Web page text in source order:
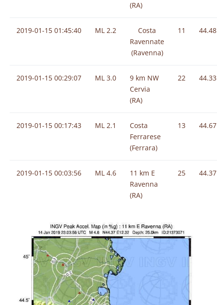
(RA)
2019-01-15 01:45:40 ML 2.2
Costa
Ravennate
(Ravenna)
11 44.48
2019-01-15 00:29:07 ML 3.0
9 km NW
Cervia
(RA)
22 44.33
2019-01-15 00:17:43 ML 2.1
Costa
Ferrarese
(Ferrara)
13 44.67
2019-01-15 00:03:56 ML 4.6
11 km E
Ravenna
(RA)
25 44.37